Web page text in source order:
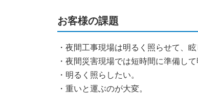
お客様の課題
・夜間工事現場は明るく照らせて、
・夜間災害現場では短時間に準備し
・明るく照らしたい。
・重いと運ぶのが大変。